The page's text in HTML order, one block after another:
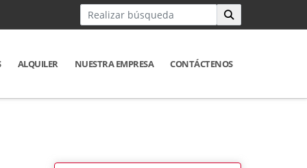
ALQUILER NUESTRA EMPRESA CONTÁCTENOS